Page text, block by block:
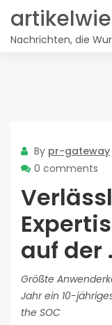
content
Nachrichten, die
By pr-gateway
0 comments
auf der
Größte
Jahr ein 10-
the SOC